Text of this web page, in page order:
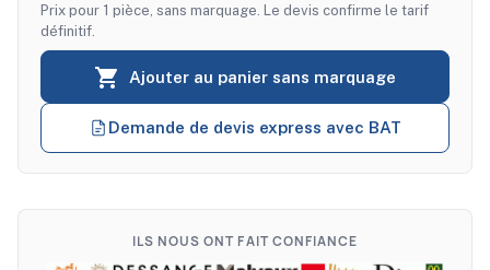
 Ajouter au panier sans marquage
Prix pour 1 pièce, sans marquage. Le devis confirme le tarif
définitif.
Demande de devis express avec BAT
ILS NOUS ONT FAIT CONFIANCE